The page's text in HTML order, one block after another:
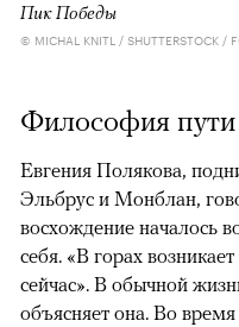
Пик Победы
© MICHAL KNITL / SHUTTERSTOCK /
Философия пути
Евгения Полякова,
Эльбрус и Монблан,
восхождение началось
себя. «В горах
сейчас». В обычной
объясняет она. Во